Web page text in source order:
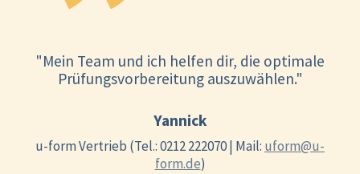
"Mein Team und ich helfen dir, die optimale
Prüfungsvorbereitung auszuwählen."
Yannick
u-form Vertrieb (Tel.: 0212 222070 | Mail: uform@u-
form.de)